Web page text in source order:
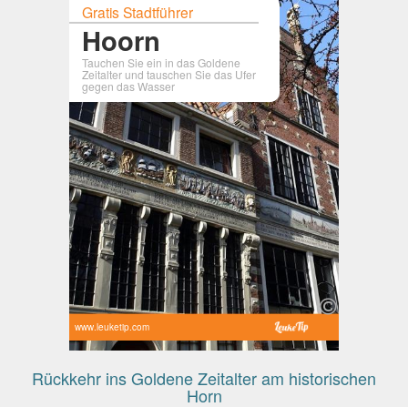
Gratis Stadtführer
Hoorn
Tauchen Sie ein in das Goldene
Zeitalter und tauschen Sie das Ufer
gegen das Wasser
www.leuketip.com
Rückkehr ins Goldene Zeitalter am historischen
Horn